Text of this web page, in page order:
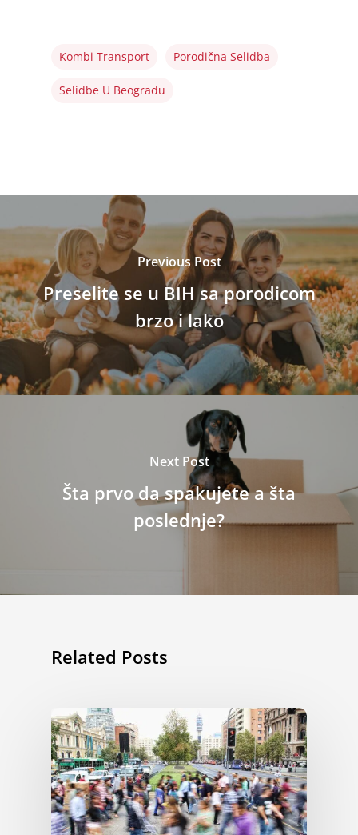
Kombi Transport Porodična Selidba
Selidbe U Beogradu
Previous Post
Preselite se u BIH sa porodicom
brzo i lako
Next Post
Šta prvo da spakujete a šta
poslednje?
Related Posts